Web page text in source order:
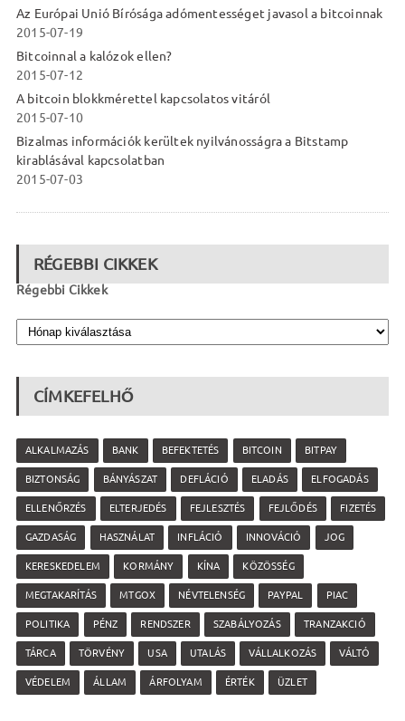
Az Európai Unió Bírósága adómentességet javasol a bitcoinnak
2015-07-19
Bitcoinnal a kalózok ellen?
2015-07-12
A bitcoin blokkmérettel kapcsolatos vitáról
2015-07-10
Bizalmas információk kerültek nyilvánosságra a Bitstamp
kirablásával kapcsolatban
2015-07-03
RÉGEBBI CIKKEK
Régebbi Cikkek
CÍMKEFELHŐ
ALKALMAZÁS BANK BEFEKTETÉS BITCOIN BITPAY
BIZTONSÁG BÁNYÁSZAT DEFLÁCIÓ ELADÁS ELFOGADÁS
ELLENŐRZÉS ELTERJEDÉS FEJLESZTÉS FEJLŐDÉS FIZETÉS
GAZDASÁG HASZNÁLAT INFLÁCIÓ INNOVÁCIÓ JOG
KERESKEDELEM KORMÁNY KÍNA KÖZÖSSÉG
MEGTAKARÍTÁS MTGOX NÉVTELENSÉG PAYPAL PIAC
POLITIKA PÉNZ RENDSZER SZABÁLYOZÁS TRANZAKCIÓ
TÁRCA TÖRVÉNY USA UTALÁS VÁLLALKOZÁS VÁLTÓ
VÉDELEM ÁLLAM ÁRFOLYAM ÉRTÉK ÜZLET